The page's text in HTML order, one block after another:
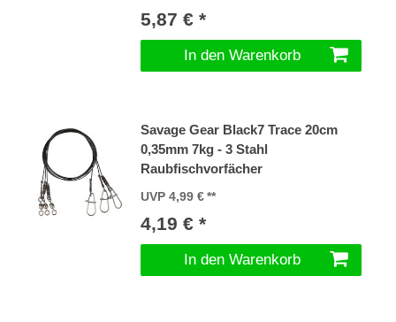
5,87 € *
In den Warenkorb
Savage Gear Black7 Trace 20cm
0,35mm 7kg - 3 Stahl
Raubfischvorfächer
UVP 4,99 €
4,19 € *
In den Warenkorb